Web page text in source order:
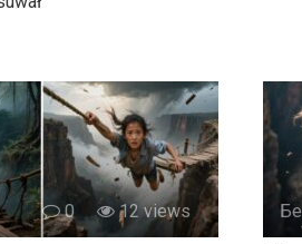
0 12 views